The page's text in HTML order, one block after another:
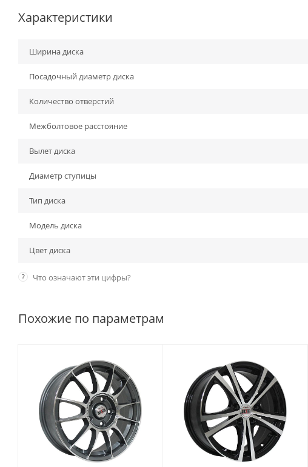
Характеристики
Ширина диска
Посадочный диаметр диска
Количество отверстий
Межболтовое расстояние
Вылет диска
Диаметр ступицы
Тип диска
Модель диска
Цвет диска
? Что означают эти цифры?
Похожие по параметрам